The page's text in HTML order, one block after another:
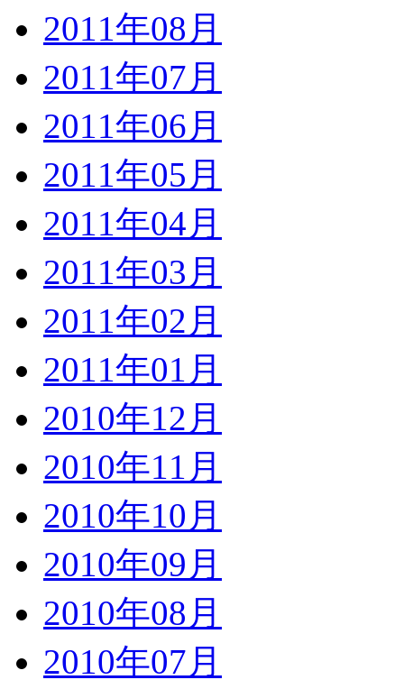
2011年08月
2011年07月
2011年06月
2011年05月
2011年04月
2011年03月
2011年02月
2011年01月
2010年12月
2010年11月
2010年10月
2010年09月
2010年08月
2010年07月